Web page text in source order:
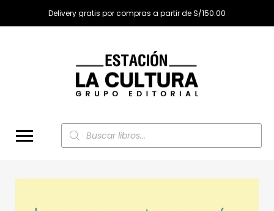
Delivery gratis por compras a partir de S/150.00
Búsqueda
de
productos